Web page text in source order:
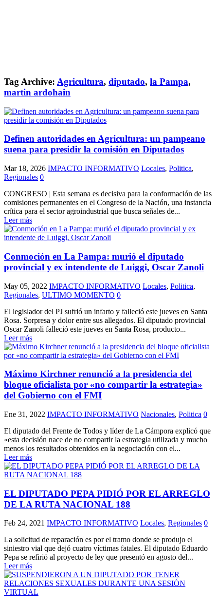
Tag Archive: Agricultura, diputado, la Pampa,
martin ardohain
Definen autoridades en Agricultura: un pampeano
suena para presidir la comisión en Diputados
Mar 18, 2026 IMPACTO INFORMATIVO Locales, Politica,
Regionales 0
CONGRESO | Esta semana es decisiva para la conformación de las
comisiones permanentes en el Congreso de la Nación, una instancia
crítica para el sector agroindustrial que busca señales de...
Leer más
Conmoción en La Pampa: murió el diputado
provincial y ex intendente de Luiggi, Oscar Zanoli
May 05, 2022 IMPACTO INFORMATIVO Locales, Politica,
Regionales, ULTIMO MOMENTO 0
El legislador del PJ sufrió un infarto y falleció este jueves en Santa
Rosa. Sorpresa y dolor entre sus allegados. El diputado provincial
Oscar Zanoli falleció este jueves en Santa Rosa, producto...
Leer más
Máximo Kirchner renunció a la presidencia del
bloque oficialista por «no compartir la estrategia»
del Gobierno con el FMI
Ene 31, 2022 IMPACTO INFORMATIVO Nacionales, Politica 0
El diputado del Frente de Todos y líder de La Cámpora explicó que
«esta decisión nace de no compartir la estrategia utilizada y mucho
menos los resultados obtenidos en la negociación con el...
Leer más
EL DIPUTADO PEPA PIDIÓ POR EL ARREGLO
DE LA RUTA NACIONAL 188
Feb 24, 2021 IMPACTO INFORMATIVO Locales, Regionales 0
La solicitud de reparación es por el tramo donde se produjo el
siniestro vial que dejó cuatro víctimas fatales. El diputado Eduardo
Pepa se refirió al proyecto de ley que presentó en agosto del...
Leer más